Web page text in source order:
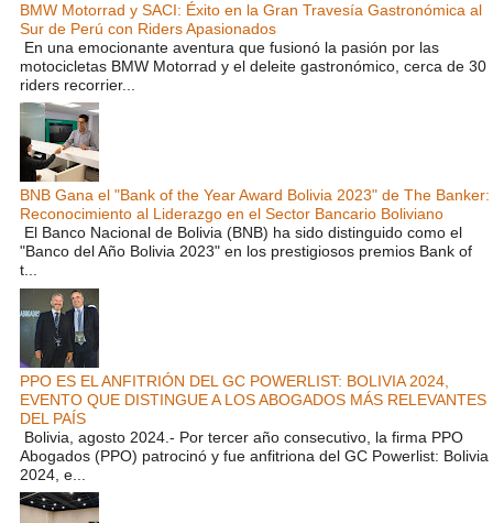
BMW Motorrad y SACI: Éxito en la Gran Travesía Gastronómica al
Sur de Perú con Riders Apasionados
En una emocionante aventura que fusionó la pasión por las
motocicletas BMW Motorrad y el deleite gastronómico, cerca de 30
riders recorrier...
BNB Gana el "Bank of the Year Award Bolivia 2023" de The Banker:
Reconocimiento al Liderazgo en el Sector Bancario Boliviano
El Banco Nacional de Bolivia (BNB) ha sido distinguido como el
"Banco del Año Bolivia 2023" en los prestigiosos premios Bank of
t...
PPO ES EL ANFITRIÓN DEL GC POWERLIST: BOLIVIA 2024,
EVENTO QUE DISTINGUE A LOS ABOGADOS MÁS RELEVANTES
DEL PAÍS
Bolivia, agosto 2024.- Por tercer año consecutivo, la firma PPO
Abogados (PPO) patrocinó y fue anfitriona del GC Powerlist: Bolivia
2024, e...